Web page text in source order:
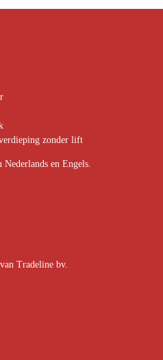
zonder lift
en Engels.
Tradeline bv.